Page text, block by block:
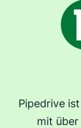
Pipedrive
mit